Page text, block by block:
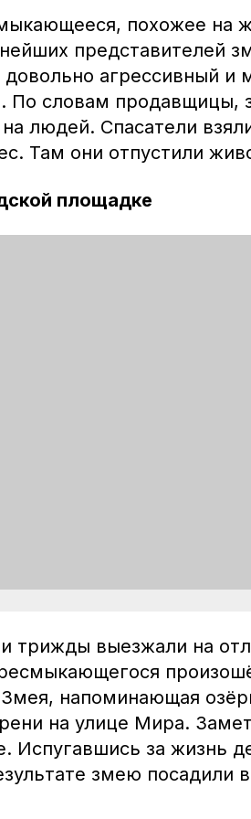
похожее на
представителей
агрессивный и
По словам продавщицы,
людей. Спасатели
Там они отпустили
площадке
трижды выезжали на
напоминающая
на улице Мира.
Испугавшись за жизнь
змею посадили